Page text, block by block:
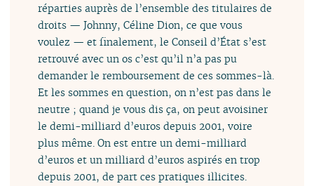
réparties auprès de l’ensemble des titulaires de
droits — Johnny, Céline Dion, ce que vous
voulez — et finalement, le Conseil d’État s’est
retrouvé avec un os c’est qu’il n’a pas pu
demander le remboursement de ces sommes-là.
Et les sommes en question, on n’est pas dans le
neutre ; quand je vous dis ça, on peut avoisiner
le demi-milliard d’euros depuis 2001, voire
plus même. On est entre un demi-milliard
d’euros et un milliard d’euros aspirés en trop
depuis 2001, de part ces pratiques illicites.